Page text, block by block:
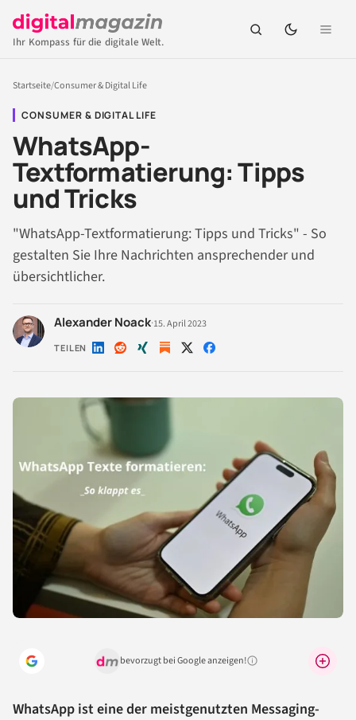
Ihr Kompass für die digitale Welt.
Startseite/Consumer & Digital Life
CONSUMER & DIGITAL LIFE
WhatsApp-
Textformatierung: Tipps
und Tricks
"WhatsApp-Textformatierung: Tipps und Tricks" - So
gestalten Sie Ihre Nachrichten ansprechender und
übersichtlicher.
Alexander Noack·15. April 2023
TEILEN Auf Auf Auf Auf Auf
bevorzugt bei Google anzeigen!Warum lohnt sich das?
WhatsApp ist eine der meistgenutzten Messaging-